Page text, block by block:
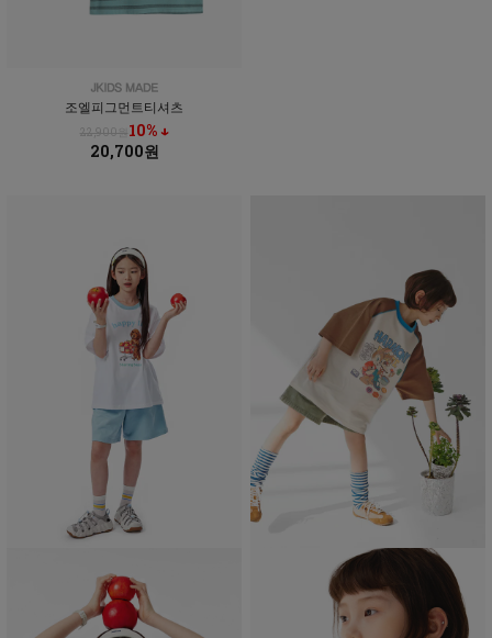
조엘피그먼트티셔츠
22,900원10% ↓
20,700원